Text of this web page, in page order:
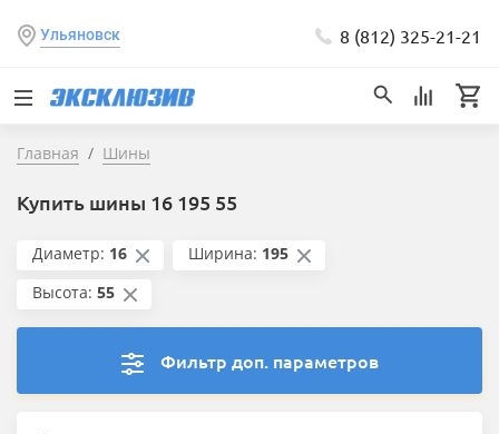
Ульяновск 8 (812) 325-21-21
Главная Шины
Купить шины 16 195 55
Диаметр: 16 Ширина: 195
Высота: 55
Фильтр доп. параметров